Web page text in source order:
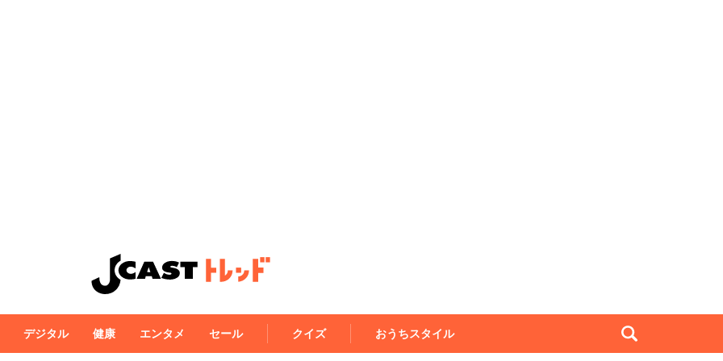
デジタル 健康 エンタメ セール クイズ おうちスタイル